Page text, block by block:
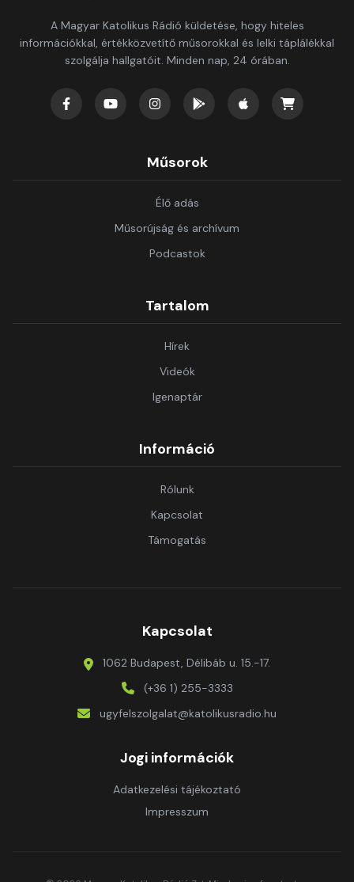
A Magyar Katolikus Rádió küldetése, hogy hiteles
információkkal, értékközvetítő műsorokkal és lelki táplálékkal
szolgálja hallgatóit. Minden nap, 24 órában.
Műsorok
Élő adás
Műsorújság és archívum
Podcastok
Tartalom
Hírek
Videók
Igenaptár
Információ
Rólunk
Kapcsolat
Támogatás
Kapcsolat
1062 Budapest, Délibáb u. 15.-17.
(+36 1) 255-3333
ugyfelszolgalat@katolikusradio.hu
Jogi információk
Adatkezelési tájékoztató
Impresszum